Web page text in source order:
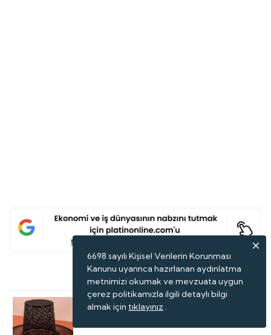
Son Haberler
Geleneksel Kore Şapkası Yağmurlu
Günler Için Şemsiyeye Dönüştü
6698 sayılı Kişisel Verilerin Korunması
Kanunu uyarınca hazırlanan aydınlatma
metnimizi okumak ve mevzuata uygun
çerez politikamızla ilgili detaylı bilgi
almak için tıklayınız .